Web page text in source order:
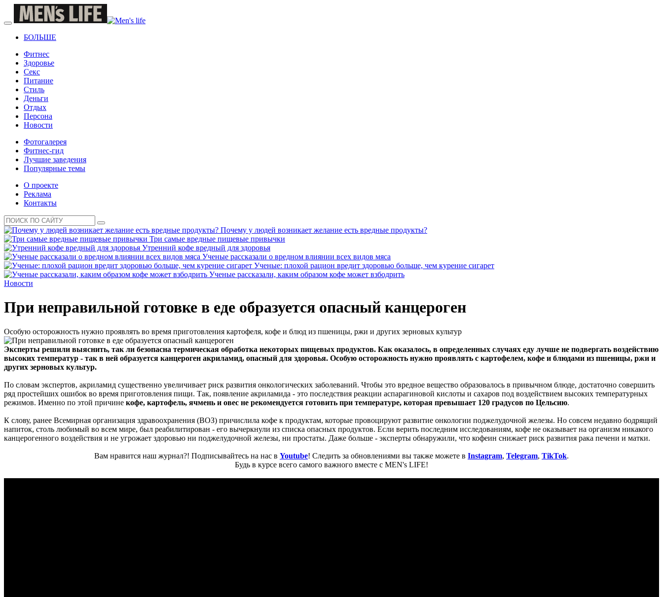
БОЛЬШЕ
Фитнес
Здоровье
Секс
Питание
Стиль
Деньги
Отдых
Персона
Новости
Фотогалерея
Фитнес-гид
Лучшие заведения
Популярные темы
О проекте
Реклама
Контакты
Почему у людей возникает желание есть вредные продукты?
Три самые вредные пищевые привычки
Утренний кофе вредный для здоровья
Ученые рассказали о вредном влиянии всех видов мяса
Ученые: плохой рацион вредит здоровью больше, чем курение сигарет
Ученые рассказали, каким образом кофе может взбодрить
Новости
При неправильной готовке в еде образуется опасный канцероген
Особую осторожность нужно проявлять во время приготовления картофеля, кофе и блюд из пшеницы, ржи и других зерновых культур
Эксперты решили выяснить, так ли безопасна термическая обработка некоторых пищевых продуктов. Как оказалось, в определенных случаях еду лучше не подвергать воздействию
высоких температур - так в ней образуется канцероген акриламид, опасный для здоровья. Особую осторожность нужно проявлять с картофелем, кофе и блюдами из пшеницы, ржи и
других зерновых культур.
По словам экспертов, акриламид существенно увеличивает риск развития онкологических заболеваний. Чтобы это вредное вещество образовалось в привычном блюде, достаточно совершить
ряд простейших ошибок во время приготовления пищи. Так, появление акриламида - это последствия реакции аспарагиновой кислоты и сахаров под воздействием высоких температурных
режимов. Именно по этой причине кофе, картофель, ячмень и овес не рекомендуется готовить при температуре, которая превышает 120 градусов по Цельсию.
К слову, ранее Всемирная организация здравоохранения (ВОЗ) причислила кофе к продуктам, которые провоцируют развитие онкологии поджелудочной железы. Но совсем недавно бодрящий
напиток, столь любимый во всем мире, был реабилитирован - его вычеркнули из списка опасных продуктов. Если верить последним исследованиям, кофе не оказывает на организм никакого
канцерогенного воздействия и не угрожает здоровью ни поджелудочной железы, ни простаты. Даже больше - эксперты обнаружили, что кофеин снижает риск развития рака печени и матки.
Вам нравится наш журнал?! Подписывайтесь на нас в Youtube! Следить за обновлениями вы также можете в Instagram, Telegram, TikTok.
Будь в курсе всего самого важного вместе с MEN's LIFE!